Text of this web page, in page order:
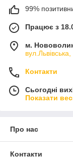
99%
Працює з
м.
Контакти
Сьогодні
Показати
Про нас
Контакти